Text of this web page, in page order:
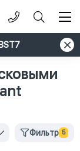
Фильтр 5